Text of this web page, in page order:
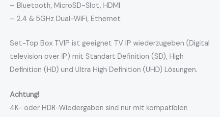
– Bluetooth, MicroSD-Slot, HDMI
– 2.4 & 5GHz Dual-WiFi, Ethernet
Set-Top Box TVIP ist geeignet TV IP wiederzugeben (Digital
television over IP) mit Standart Definition (SD), High
Definition (HD) und Ultra High Definition (UHD) Lösungen.
Achtung!
4K- oder HDR-Wiedergaben sind nur mit kompatiblen